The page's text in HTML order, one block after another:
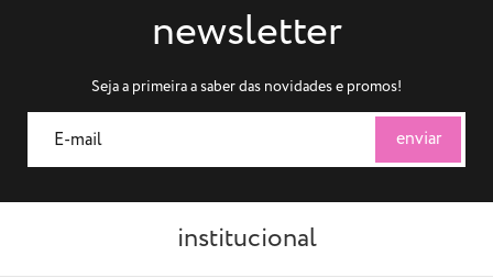
newsletter
Seja a primeira a saber das novidades e promos!
institucional